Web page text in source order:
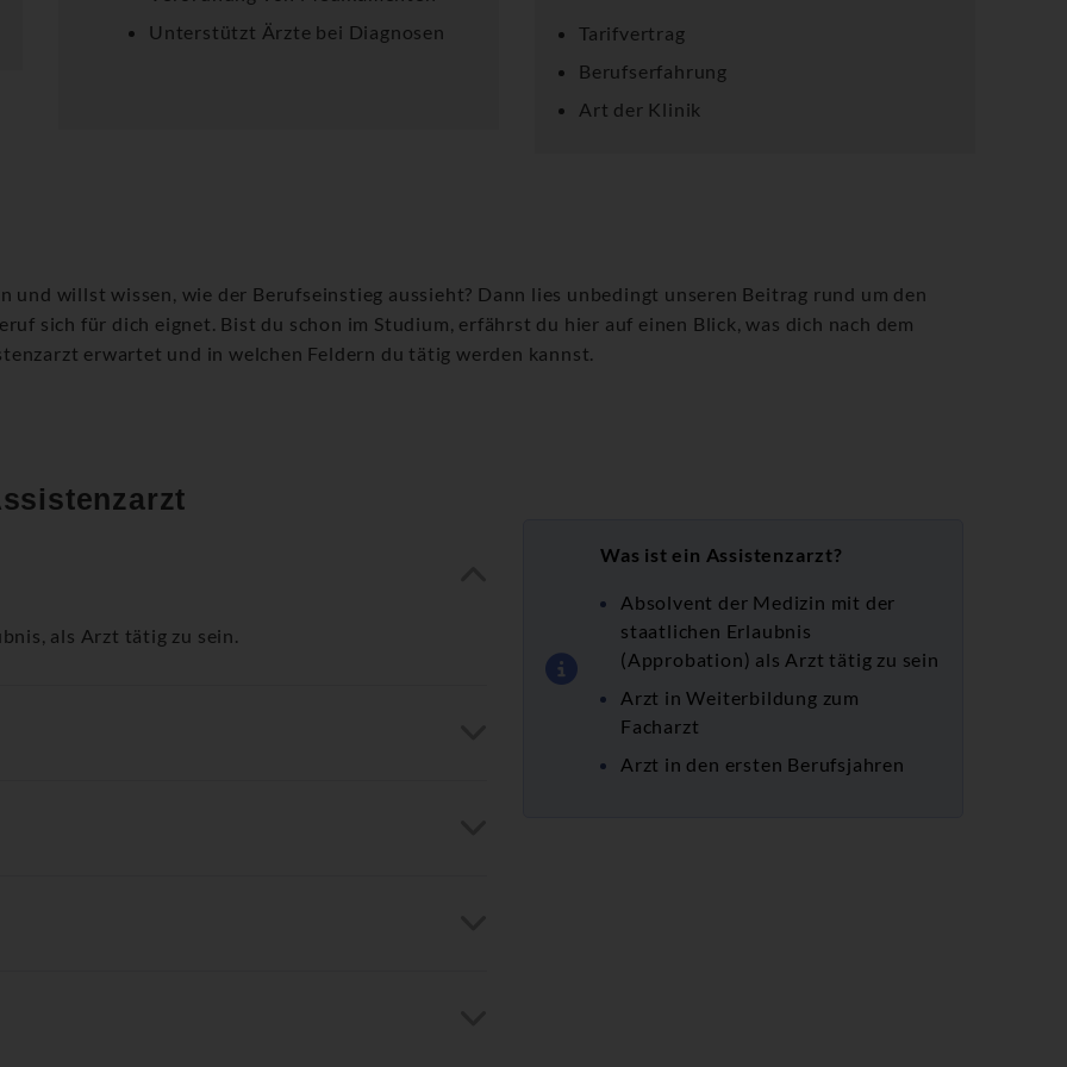
Unterstützt Ärzte bei Diagnosen
Tarifvertrag
Berufserfahrung
Art der Klinik
willst wissen, wie der Berufseinstieg aussieht? Dann lies unbedingt unseren Beitrag rund um den
sich für dich eignet. Bist du schon im Studium, erfährst du hier auf einen Blick, was dich nach dem
erwartet und in welchen Feldern du tätig werden kannst.
als Arzt tätig zu sein.
Was ist ein Assistenzarzt?
Absolvent der Medizin mit der
staatlichen Erlaubnis
(Approbation) als Arzt tätig zu sein
Arzt in Weiterbildung zum
Facharzt
Arzt in den ersten Berufsjahren